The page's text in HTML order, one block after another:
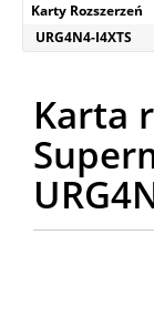
Karty Rozszerzeń
URG4N4-I4XTS
Karta